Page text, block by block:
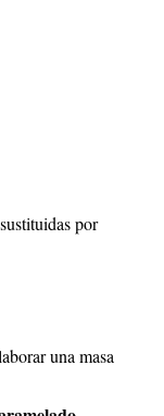
por
una masa